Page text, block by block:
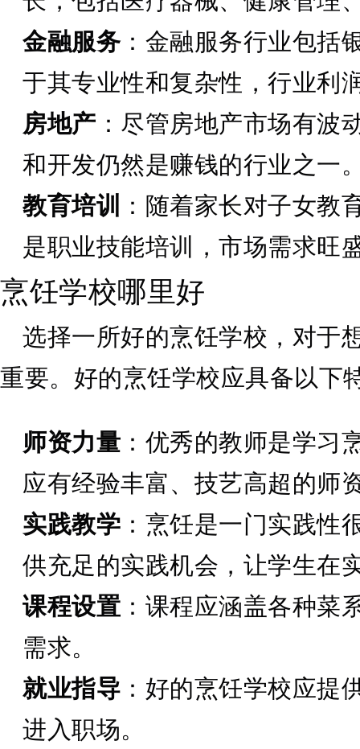
金融服务：金融服务行业包括
于其专业性和复杂性，行业利
房地产 ：尽管房地产市场有波
和开发仍然是赚钱的行业之一
教育培训
：随着家长对子女教
是职业技能培训，市场需求旺
烹饪学校哪里好
选择一所好的烹饪学校，对于
重要。好的烹饪学校应具备以下
师资力量 ：优秀的教师是学习
应有经验丰富、技艺高超的师
实践教学 ：烹饪是一门实践性
供充足的实践机会，让学生在
课程设置 ：课程应涵盖各种菜
需求。
就业指导 ：好的烹饪学校应提
进入职场。